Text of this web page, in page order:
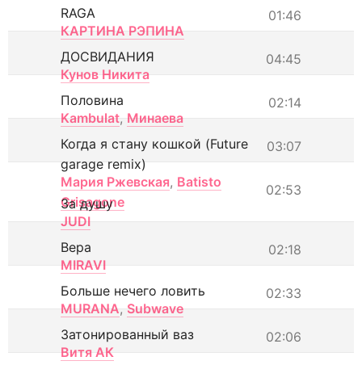
01:46
RAGA
КАРТИНА РЭПИНА
04:45
ДОСВИДАНИЯ
Кунов Никита
02:14
Половина
Kambulat, Минаева
03:07
Когда я стану кошкой (Future
garage remix)
Мария Ржевская, Batisto
Grisagone
02:53
За душу
JUDI
02:18
Вера
MIRAVI
02:33
Больше нечего ловить
MURANA, Subwave
02:06
Затонированный ваз
Витя АК